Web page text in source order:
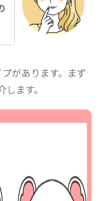
があります。まず
ます。